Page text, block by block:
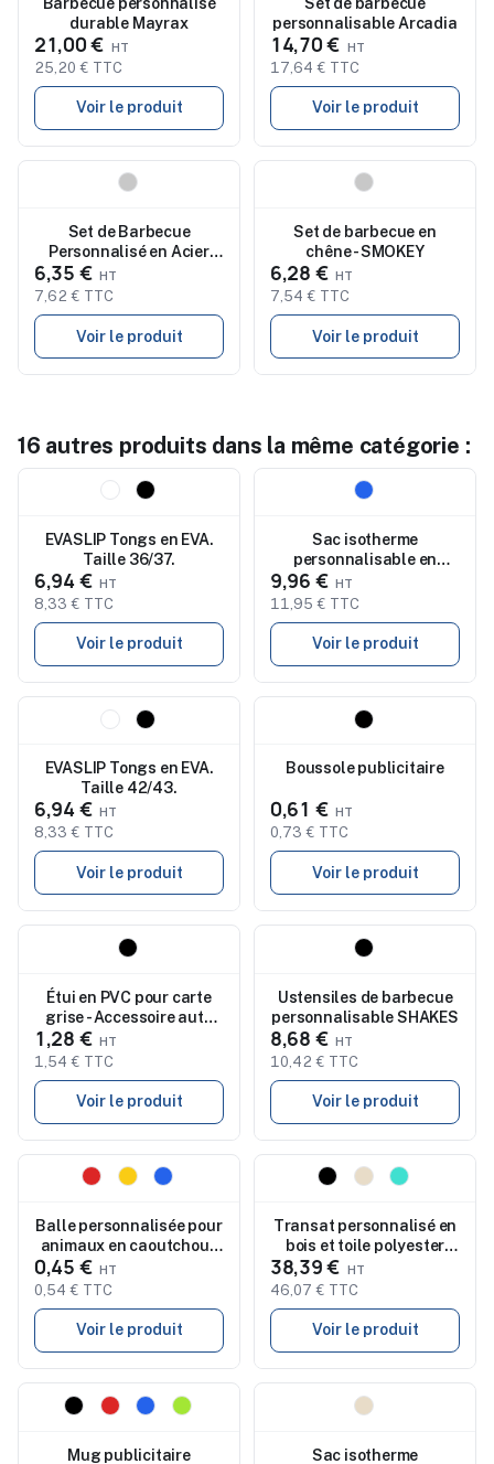
durable Mayrax
21,00 €
25,20 € TTC
Voir le produit
personnalisable Arcadia
14,70 €
17,64 € TTC
Voir le produit
Set de Barbecue
Personnalisé en Acier
Inox - Raiken
6,35 €
7,62 € TTC
Voir le produit
Set de barbecue en
chêne - SMOKEY
6,28 €
7,54 € TTC
Voir le produit
16 autres produits dans la même catégorie :
EVASLIP Tongs en EVA.
Taille 36/37.
6,94 €
8,33 € TTC
Voir le produit
Sac isotherme
personnalisable en
polyester 600D
9,96 €
11,95 € TTC
Voir le produit
EVASLIP Tongs en EVA.
Taille 42/43.
6,94 €
8,33 € TTC
Voir le produit
Boussole publicitaire
0,61 €
0,73 € TTC
Voir le produit
Étui en PVC pour carte
grise - Accessoire auto
Corrado
1,28 €
1,54 € TTC
Voir le produit
Ustensiles de barbecue
personnalisable SHAKES
8,68 €
10,42 € TTC
Voir le produit
Nouveau
Balle personnalisée pour
animaux en caoutchouc
résistant LANZA
0,45 €
0,54 € TTC
Voir le produit
Nouveau
Transat personnalisé en
bois et toile polyester
HONOPU
38,39 €
46,07 € TTC
Voir le produit
Nouveau
Mug publicitaire
Sac isotherme